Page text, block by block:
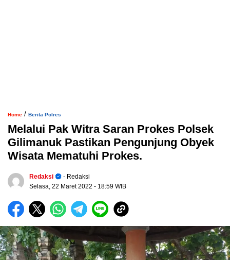
Home / Berita Polres
Melalui Pak Witra Saran Prokes Polsek
Gilimanuk Pastikan Pengunjung Obyek
Wisata Mematuhi Prokes.
Redaksi
- Redaksi
Selasa, 22 Maret 2022 - 18:59 WIB